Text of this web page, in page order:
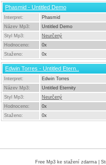
Phasmid - Untitled Demo
Interpret:
Phasmid
Název Mp3:
Untitled Demo
Styl Mp3:
Neurčený
Hodnoceno:
0x
Staženo:
0x
Edwin Torres - Untitled Etern..
Interpret:
Edwin Torres
Název Mp3:
Untitled Eternity
Styl Mp3:
Neurčený
Hodnoceno:
0x
Staženo:
0x
Free Mp3 ke stažení zdarma|